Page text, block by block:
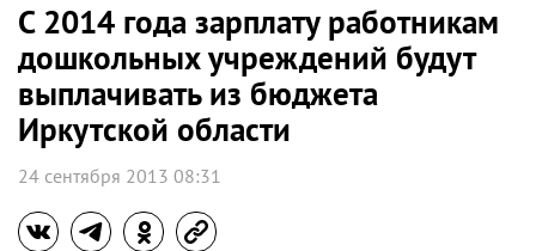
С 2014 года зарплату работникам
дошкольных учреждений будут
выплачивать из бюджета
Иркутской области
24 сентября 2013 08:31